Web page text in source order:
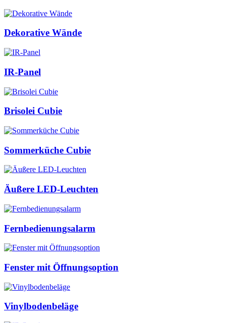
Dekorative Wände
IR-Panel
Brisolei Cubie
Sommerküche Cubie
Äußere LED-Leuchten
Fernbedienungsalarm
Fenster mit Öffnungsoption
Vinylbodenbeläge